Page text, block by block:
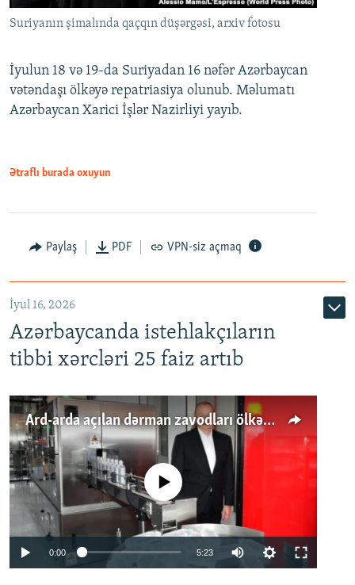
Suriyanın şimalında qaçqın düşərgəsi, arxiv fotosu
İyulun 18 və 19-da Suriyadan 16 nəfər Azərbaycan
vətəndaşı ölkəyə repatriasiya olunub. Məlumatı
Azərbaycan Xarici İşlər Nazirliyi yayıb.
Ətraflı burada oxuyun
Paylaş PDF VPN-siz açmaq
İyul 16, 2026
Azərbaycanda istehlakçıların
tibbi xərcləri 25 faiz artıb
Ard-arda açılan dərman zavodları ölkənin tələbatını ödəyirmi?
No media source currently available
0:00 5:23